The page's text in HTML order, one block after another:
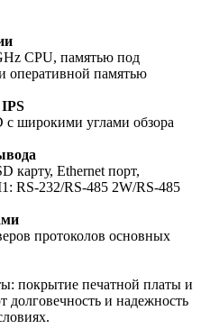
CPU, памятью под
оперативной памятью
с широкими углами обзора
карту, Ethernet порт,
RS-232/RS-485 2W/RS-485
протоколов основных
покрытие печатной платы и
долговечность и надежность